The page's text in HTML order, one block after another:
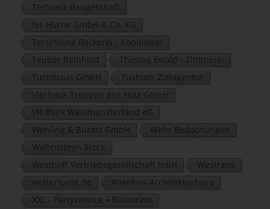
Terbrack Baugeschäft
ter Hürne GmbH & Co. KG
Terschluse Bäckerei - Konditorei
Teuber Reinhold
Thesing Ewald - Zimmerei
Turmhaus GmbH
Tuxhorn Zollagentur
Vierhaus Treppen aus Holz GmbH
VR-Bank Westmünsterland eG
Wehling & Busert GmbH
Wehr Bedachungen
Wellensteyn-Store
Westhoff Vertriebsgesellschaft mbH
Westrans
wettertuete.de
Wienken-Architekturbüro
XXL - Partyservice + Bistrorant